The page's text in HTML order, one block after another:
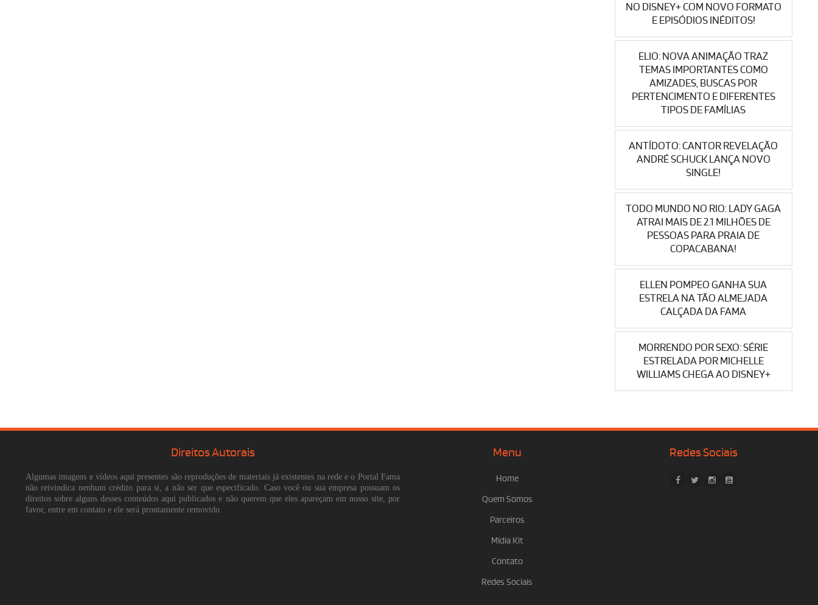
NO DISNEY+ COM NOVO FORMATO
E EPISÓDIOS INÉDITOS!
ELIO: NOVA ANIMAÇÃO TRAZ
TEMAS IMPORTANTES COMO
AMIZADES, BUSCAS POR
PERTENCIMENTO E DIFERENTES
TIPOS DE FAMÍLIAS
ANTÍDOTO: CANTOR REVELAÇÃO
ANDRÉ SCHUCK LANÇA NOVO
SINGLE!
TODO MUNDO NO RIO: LADY GAGA
ATRAI MAIS DE 2.1 MILHÕES DE
PESSOAS PARA PRAIA DE
COPACABANA!
ELLEN POMPEO GANHA SUA
ESTRELA NA TÃO ALMEJADA
CALÇADA DA FAMA
MORRENDO POR SEXO: SÉRIE
ESTRELADA POR MICHELLE
WILLIAMS CHEGA AO DISNEY+
Direitos Autorais
Algumas imagens e vídeos aqui presentes são reproduções de materiais já existentes na rede e o Portal Fama
não reivindica nenhum crédito para si, a não ser que especificado. Caso você ou sua empresa possuam os
direitos sobre alguns desses conteúdos aqui publicados e não querem que eles apareçam em nosso site, por
favor, entre em contato e ele será prontamente removido.
Menu
Home
Quem Somos
Parceiros
Mídia Kit
Contato
Redes Sociais
Redes Sociais